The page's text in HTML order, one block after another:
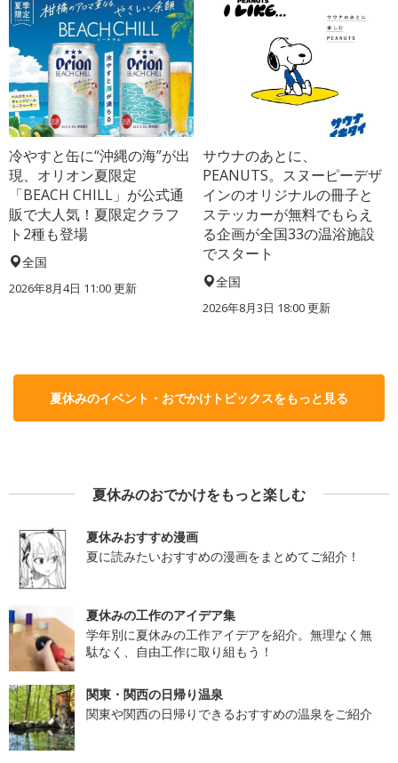
冷やすと缶に“沖縄の海”が出
現、オリオン夏限定
「BEACH CHILL」が公式通
販で大人気！夏限定クラフ
ト2種も登場
全国
2026年8月4日 11:00更新
サウナのあとに、
PEANUTS。スヌーピーデザ
インのオリジナルの冊子と
ステッカーが無料でもらえ
る企画が全国33の温浴施設
でスタート
全国
2026年8月3日 18:00更新
夏休みのイベント・おでかけトピックスをもっと見る
夏休みのおでかけをもっと楽しむ
夏休みおすすめ漫画
夏に読みたいおすすめの漫画をまとめてご紹介！
夏休みの工作のアイデア集
学年別に夏休みの工作アイデアを紹介。無理なく無
駄なく、自由工作に取り組もう！
関東・関西の日帰り温泉
関東や関西の日帰りできるおすすめの温泉をご紹介